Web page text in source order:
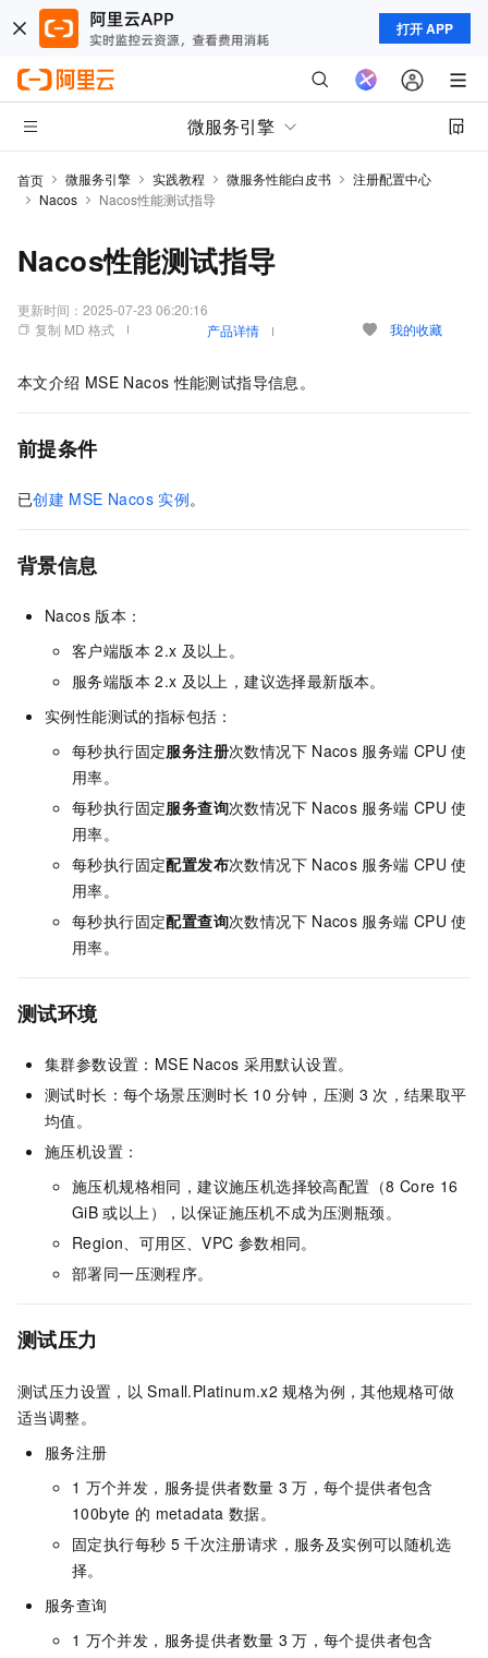
打开 APP
微服务引擎
首页 微服务引擎 实践教程 微服务性能白皮书
注册配置中心
Nacos
Nacos性能测试指导
Nacos性能测试指导
更新时间： 2025-07-23 06:20:16
复制 MD 格式
产品详情 我的收藏
本文介绍 MSE Nacos 性能测试指导信息。
前提条件
已创建 MSE Nacos 实例。
背景信息
Nacos 版本：
客户端版本 2.x 及以上。
服务端版本 2.x 及以上，建议选择最新版本。
实例性能测试的指标包括：
每秒执行固定服务注册次数情况下 Nacos 服务端 CPU 使
用率。
每秒执行固定服务查询次数情况下 Nacos 服务端 CPU 使
用率。
每秒执行固定配置发布次数情况下 Nacos 服务端 CPU 使
用率。
每秒执行固定配置查询次数情况下 Nacos 服务端 CPU 使
用率。
测试环境
集群参数设置：MSE Nacos 采用默认设置。
测试时长：每个场景压测时长 10 分钟，压测 3 次，结果取平
均值。
施压机设置：
施压机规格相同，建议施压机选择较高配置（8 Core 16
GiB 或以上），以保证施压机不成为压测瓶颈。
Region、可用区、VPC 参数相同。
部署同一压测程序。
测试压力
测试压力设置，以 Small.Platinum.x2 规格为例，其他规格可做
适当调整。
服务注册
1 万个并发，服务提供者数量 3 万，每个提供者包含
100byte 的 metadata 数据。
固定执行每秒 5 千次注册请求，服务及实例可以随机选
择。
服务查询
1 万个并发，服务提供者数量 3 万，每个提供者包含